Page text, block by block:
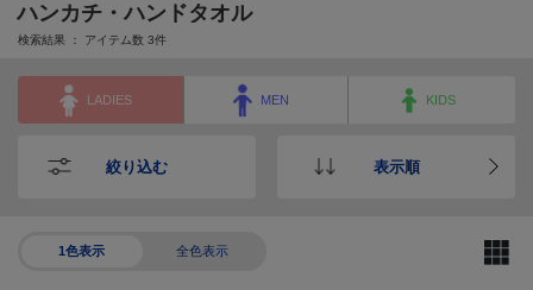
ハンカチ・ハンドタオル
検索結果 ： アイテム数 3件
LADIES MEN KIDS
絞り込む 表示順
1色表示 全色表示